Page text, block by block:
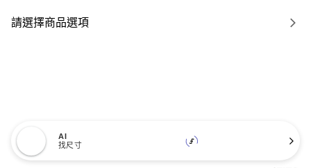
請選擇商品選項
AI
找尺寸